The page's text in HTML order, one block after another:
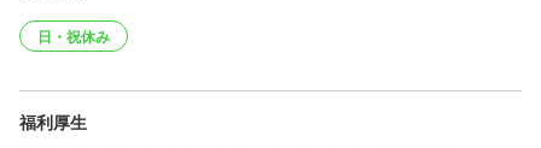
日・祝休み
福利厚生